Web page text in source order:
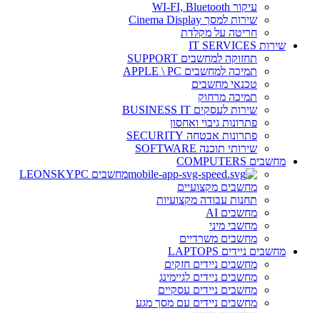
עיקור WI-FI, Bluetooth
שירות למסך Cinema Display
חריטה על מקלדת
שירות IT SERVICES
תחזוקה למחשבים SUPPORT
תמיכה למחשבים APPLE \ PC
טכנאי מחשבים
תמיכה מרחוק
שירות לעסקים BUSINESS IT
פתרונות גיבוי ואחסון
פתרונות אבטחה SECURITY
שירותי תוכנה SOFTWARE
מחשבים COMPUTERS
מחשבים LEONSKYPC
מחשבים מקצועיים
תחנות עבודה מקצועיות
מחשבים AI
מחשבי מיני
מחשבים משרדיים
מחשבים ניידים LAPTOPS
מחשבים ניידים חזקים
מחשבים ניידים לגיימינג
מחשבים ניידים עסקיים
מחשבים ניידים עם מסך מגע